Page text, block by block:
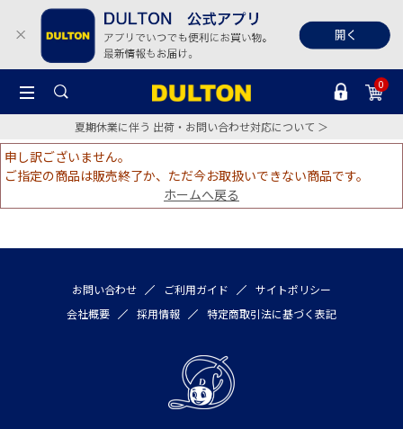
0
夏期休業に伴う 出荷・お問い合わせ対応について ＞
申し訳ございません。
ご指定の商品は販売終了か、ただ今お取扱いできない商品です。
ホームへ戻る
お問い合わせ ご利用ガイド
サイトポリシー
会社概要
採用情報 特定商取引法に基づく表記